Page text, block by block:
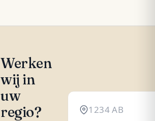
Werken
wij in
uw
regio?